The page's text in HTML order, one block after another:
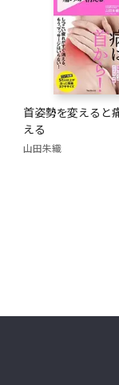
首姿勢を変えると
える
山田朱織